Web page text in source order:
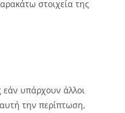
στοιχεία της
εάν υπάρχουν άλλοι
την περίπτωση,